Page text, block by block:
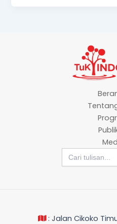
Search
for:
: Jalan Cikoko